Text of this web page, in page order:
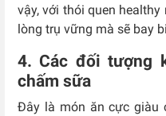
vậy, với thói quen
lòng trụ vững mà sẽ bay
4. Các đối tượng
chấm sữa
Đây là món ăn cực giàu